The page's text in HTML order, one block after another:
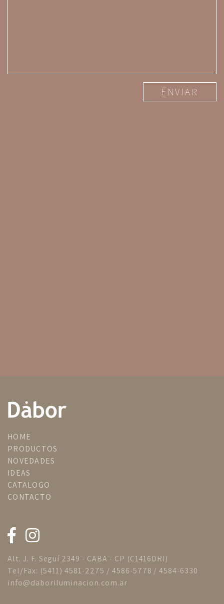
ENVIAR
HOME
PRODUCTOS
NOVEDADES
IDEAS
CATALOGO
CONTACTO
Alt. J. F. Seguí 2349 - CABA - CP (C1416DRI)
Tel/Fax: (5411) 4581-2275 / 4586-5778 / 4584-6330
info@daboriluminacion.com.ar